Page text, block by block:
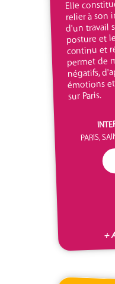
relier à son
d'un travail
posture et
continu et
permet de
négatifs,
émotions
sur Paris.
PARIS,
+